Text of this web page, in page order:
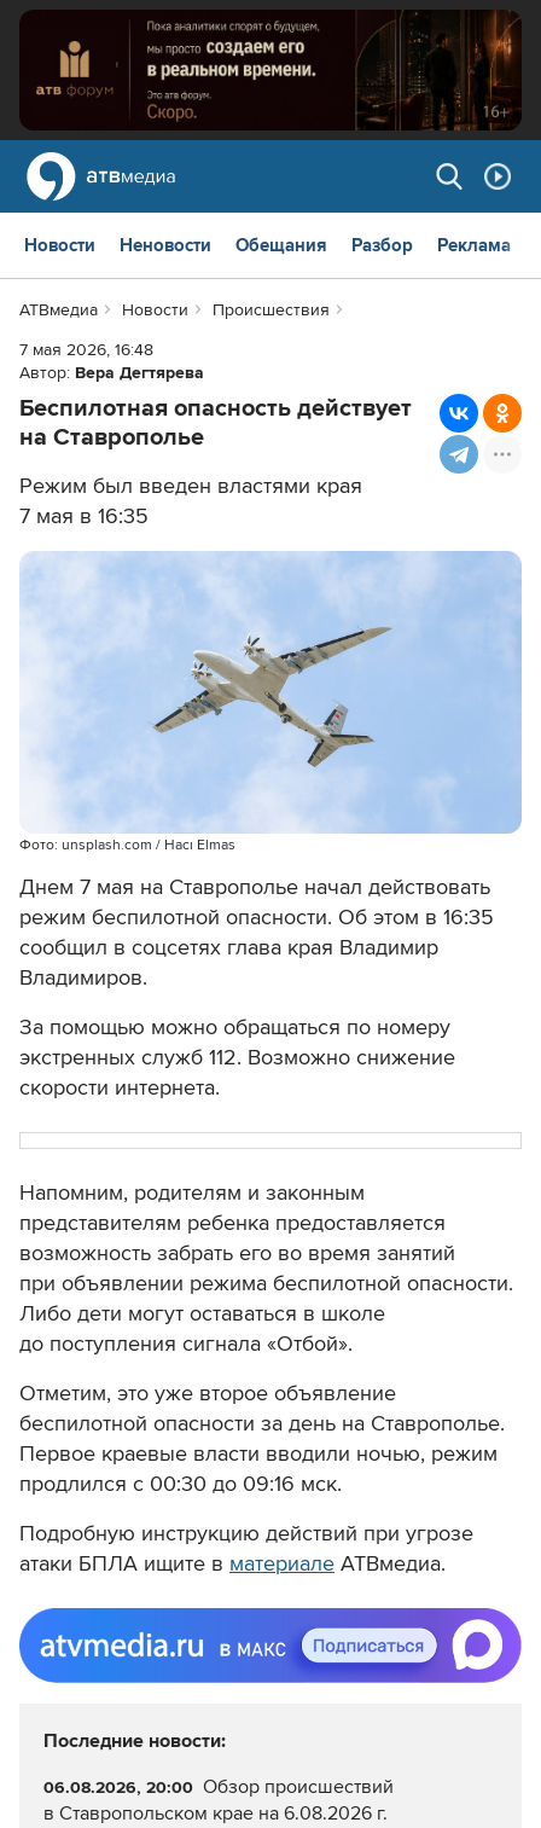
Новости Неновости Обещания Разбор Реклама
АТВмедиа Новости
Происшествия
7 мая 2026, 16:48
Автор: Вера Дегтярева
Беспилотная опасность действует
на Ставрополье
Режим был введен властями края
7 мая в 16:35
Фото: unsplash.com / Hacı Elmas
Днем 7 мая на Ставрополье начал действовать
режим беспилотной опасности. Об этом в 16:35
сообщил в соцсетях глава края Владимир
Владимиров.
За помощью можно обращаться по номеру
экстренных служб 112. Возможно снижение
скорости интернета.
Напомним, родителям и законным
представителям ребенка предоставляется
возможность забрать его во время занятий
при объявлении режима беспилотной опасности.
Либо дети могут оставаться в школе
до поступления сигнала «Отбой».
Отметим, это уже второе объявление
беспилотной опасности за день на Ставрополье.
Первое краевые власти вводили ночью, режим
продлился с 00:30 до 09:16 мск.
Подробную инструкцию действий при угрозе
атаки БПЛА ищите в материале АТВмедиа.
Последние новости:
06.08.2026, 20:00 Обзор происшествий
в Ставропольском крае на 6.08.2026 г.